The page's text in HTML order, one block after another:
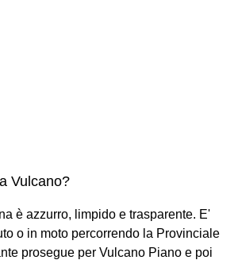
Vulcano?
è azzurro, limpido e trasparente. E'
o in moto percorrendo la Provinciale
prosegue per Vulcano Piano e poi